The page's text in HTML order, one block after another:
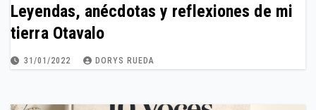
Leyendas, anécdotas y reflexiones de mi
tierra Otavalo
31/01/2022 DORYS RUEDA